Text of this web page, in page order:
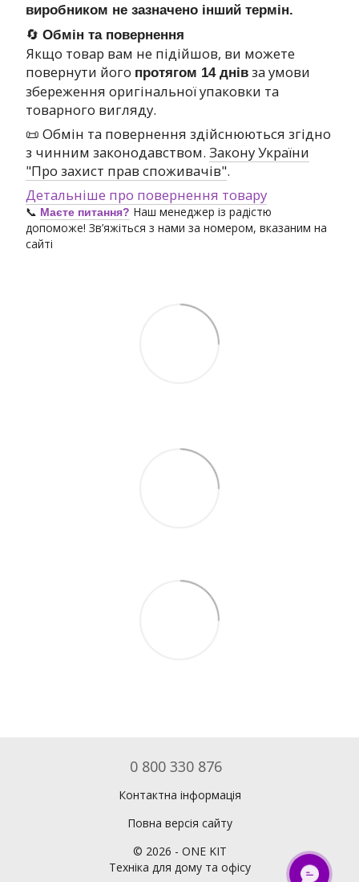
виробником не зазначено інший термін.
🔄 Обмін та повернення
Якщо товар вам не підійшов, ви можете
повернути його протягом 14 днів за умови
збереження оригінальної упаковки та
товарного вигляду.
📜 Обмін та повернення здійснюються згідно
з чинним законодавством. Закону України
"Про захист прав споживачів".
Детальніше про повернення товару
📞 Маєте питання? Наш менеджер із радістю
допоможе! Зв’яжіться з нами за номером, вказаним на
сайті
0 800 330 876
Контактна інформація
Повна версія сайту
© 2026 - ONE KIT
Техніка для дому та офісу
ОНЛАЙН ЧАТ